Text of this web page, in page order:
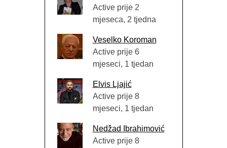
Active prije 2
mjeseca, 2 tjedna
Veselko Koroman
Active prije 6
mjeseci, 1 tjedan
Elvis Ljajić
Active prije 8
mjeseci, 1 tjedan
Nedžad Ibrahimović
Active prije 8